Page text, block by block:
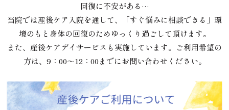
回復に不安がある…
当院では産後ケア入院を通して、「すぐ悩みに相談できる」環
境のもと身体の回復のためゆっくり過ごして頂けます。
また、産後ケアデイサービスも実施しています。ご利用希望の
方は、9：00〜12：00までにお問い合わせください。